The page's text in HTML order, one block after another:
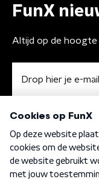
FunX
Altijd op de hoogte
Algemene